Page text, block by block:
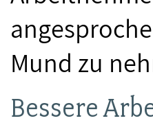
Mund zu
Bessere